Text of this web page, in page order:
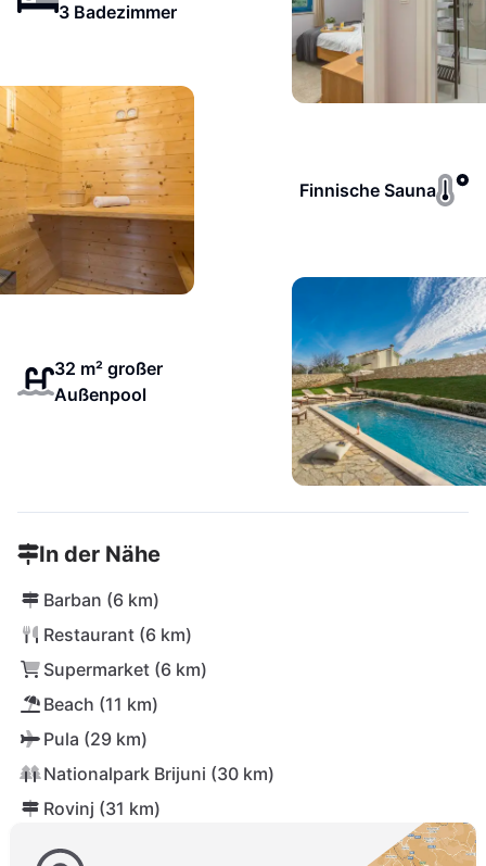
3 Badezimmer
Finnische Sauna
32 m² großer
Außenpool
In der Nähe
Barban (6 km)
Restaurant (6 km)
Supermarket (6 km)
Beach (11 km)
Pula (29 km)
Nationalpark Brijuni (30 km)
Rovinj (31 km)